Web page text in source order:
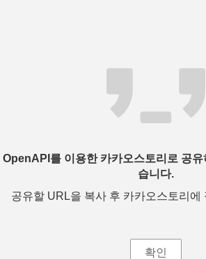
OpenAPI를 이용한 카카오스토리로 공
습니다.
공유할 URL을 복사 후 카카오스토리에
확인